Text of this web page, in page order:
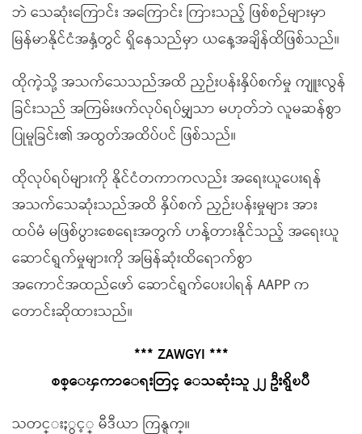
ဘဲ သေဆုံးကြောင်း အကြောင်း ကြားသည့် ဖြစ်စဉ်များမှာ
မြန်မာနိုင်ငံအနှံ့တွင် ရှိနေသည်မှာ ယနေ့အချိန်ထိဖြစ်သည်။
ထိုကဲ့သို့ အသက်သေသည်အထိ ညှဉ်းပန်းနှိပ်စက်မှု ကျူးလွန်
ခြင်းသည် အကြမ်းဖက်လုပ်ရပ်မျှသာ မဟုတ်ဘဲ လူမဆန်စွာ
ပြုမူခြင်း၏ အထွတ်အထိပ်ပင် ဖြစ်သည်။
ထိုလုပ်ရပ်များကို နိုင်ငံတကာကလည်း အရေးယူပေးရန်
အသက်သေဆုံးသည်အထိ နှိပ်စက် ညှဉ်းပန်းမှုများ အား
ထပ်မံ မဖြစ်ပွားစေရေးအတွက် ဟန့်တားနိုင်သည့် အရေးယူ
ဆောင်ရွက်မှုများကို အမြန်ဆုံးထိရောက်စွာ
အကောင်အထည်ဖော် ဆောင်ရွက်ပေးပါရန် AAPP က
တောင်းဆိုထားသည်။
*** ZAWGYI ***
စစ္ေၾကာေရးတြင္ ေသဆုံးသူ ၂၂ ဦးရွိၿပီ
သတင္းႏွင့္ မီဒီယာ ကြန္ရက္။